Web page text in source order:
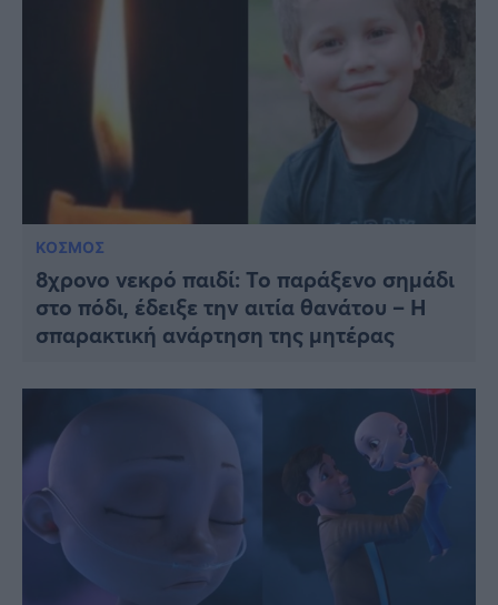
ΚΟΣΜΟΣ
8χρονο νεκρό παιδί: Το παράξενο σημάδι
στο πόδι, έδειξε την αιτία θανάτου – Η
σπαρακτική ανάρτηση της μητέρας